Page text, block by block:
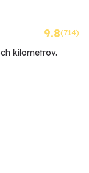
9.8(714)
kilometrov.